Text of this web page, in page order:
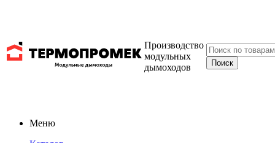
Производство
модульных
дымоходов
Меню